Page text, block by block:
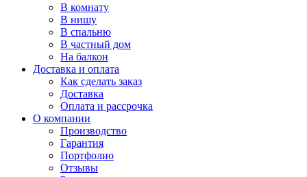
В комнату
В нишу
В спальню
В частный дом
На балкон
Доставка и оплата
Как сделать заказ
Доставка
Оплата и рассрочка
О компании
Производство
Гарантия
Портфолио
Отзывы